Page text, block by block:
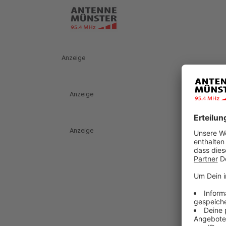
Anzeige
Anzeige
Anzeige